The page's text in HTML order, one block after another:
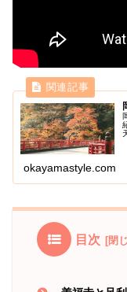
okayamastyle.com
目次